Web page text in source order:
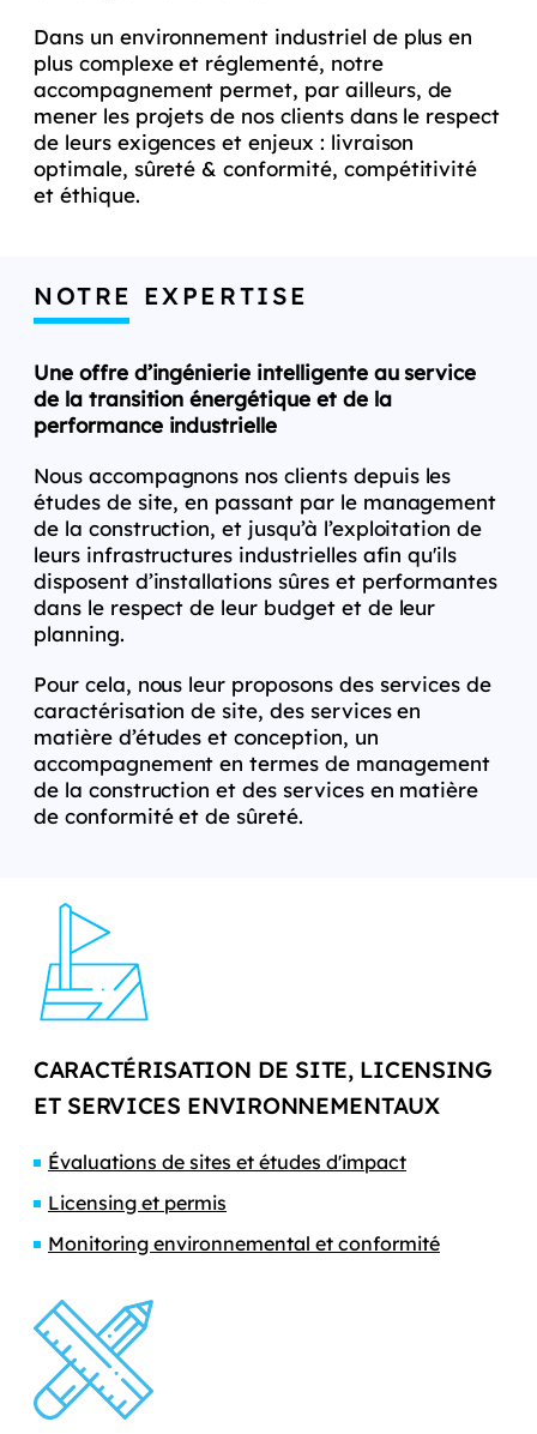
Dans un environnement industriel de plus en
plus complexe et réglementé, notre
accompagnement permet, par ailleurs, de
mener les projets de nos clients dans le respect
de leurs exigences et enjeux : livraison
optimale, sûreté & conformité, compétitivité
et éthique.
NOTRE EXPERTISE
Une offre d’ingénierie intelligente au service
de la transition énergétique et de la
performance industrielle
Nous accompagnons nos clients depuis les
études de site, en passant par le management
de la construction, et jusqu’à l’exploitation de
leurs infrastructures industrielles afin qu'ils
disposent d’installations sûres et performantes
dans le respect de leur budget et de leur
planning.
Pour cela, nous leur proposons des services de
caractérisation de site, des services en
matière d’études et conception, un
accompagnement en termes de management
de la construction et des services en matière
de conformité et de sûreté.
CARACTÉRISATION DE SITE, LICENSING
ET SERVICES ENVIRONNEMENTAUX
Évaluations de sites et études d'impact
Licensing et permis
Monitoring environnemental et conformité